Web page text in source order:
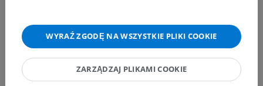
WYRAŹ ZGODĘ NA WSZYSTKIE PLIKI COOKIE
ZARZĄDZAJ PLIKAMI COOKIE